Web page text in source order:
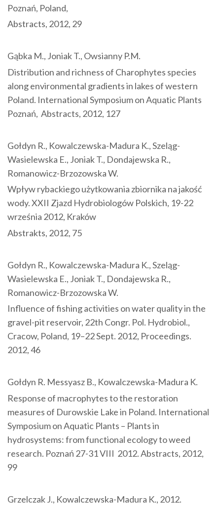
Poznań, Poland,
Abstracts, 2012, 29
Gąbka M., Joniak T., Owsianny P.M.
Distribution and richness of Charophytes species
along environmental gradients in lakes of western
Poland. International Symposium on Aquatic Plants
Poznań, Abstracts, 2012, 127
Gołdyn R., Kowalczewska-Madura K., Szeląg-
Wasielewska E., Joniak T., Dondajewska R.,
Romanowicz-Brzozowska W.
Wpływ rybackiego użytkowania zbiornika na jakość
wody. XXII Zjazd Hydrobiologów Polskich, 19-22
września 2012, Kraków
Abstrakts, 2012, 75
Gołdyn R., Kowalczewska-Madura K., Szeląg-
Wasielewska E., Joniak T., Dondajewska R.,
Romanowicz-Brzozowska W.
Influence of fishing activities on water quality in the
gravel-pit reservoir, 22th Congr. Pol. Hydrobiol.,
Cracow, Poland, 19–22 Sept. 2012, Proceedings.
2012, 46
Gołdyn R. Messyasz B., Kowalczewska-Madura K.
Response of macrophytes to the restoration
measures of Durowskie Lake in Poland. International
Symposium on Aquatic Plants – Plants in
hydrosystems: from functional ecology to weed
research. Poznań 27-31 VIII 2012. Abstracts, 2012,
99
Grzelczak J., Kowalczewska-Madura K., 2012.